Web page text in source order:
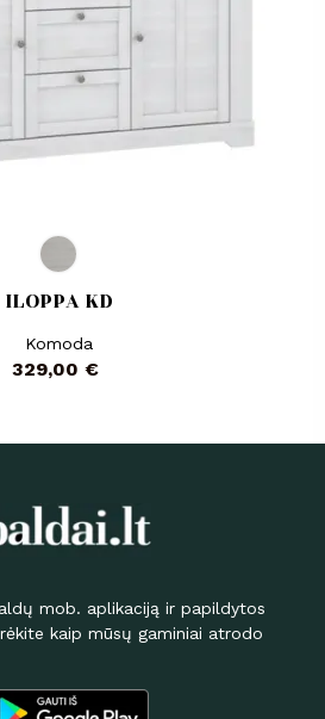
ILOPPA KD
Komoda
Kaina
329,00 €
mob. aplikaciją ir papildytos
kaip mūsų gaminiai atrodo